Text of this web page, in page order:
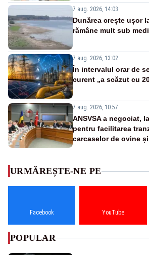
7 aug. 2026, 14:03
Dunărea crește ușor
rămâne mult sub
7 aug. 2026, 13:02
În intervalul orar de
curent „a scăzut cu
7 aug. 2026, 10:57
ANSVSA a negociat,
pentru facilitarea
carcaselor de ovine
URMĂREȘTE-NE PE
Facebook YouTube
POPULAR